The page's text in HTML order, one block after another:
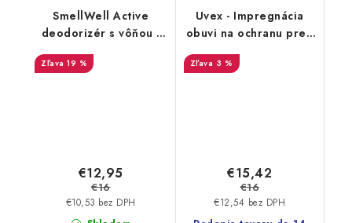
SmellWell Active
deodorizér s vôňou -
19 %
€10,53 bez DPH
€12,95
€16
Uvex - Impregnácia
obuvi na ochranu pred
škvrnami 100 ml
3 %
€12,54 bez DPH
€15,42
€16